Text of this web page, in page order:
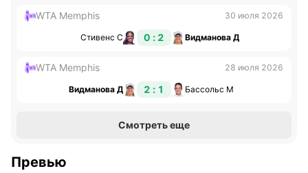
WTA Memphis 30 июля 2026
Стивенс С 0 : 2 Видманова Д
WTA Memphis 28 июля 2026
Видманова Д 2 : 1 Бассольс М
Смотреть еще
Превью